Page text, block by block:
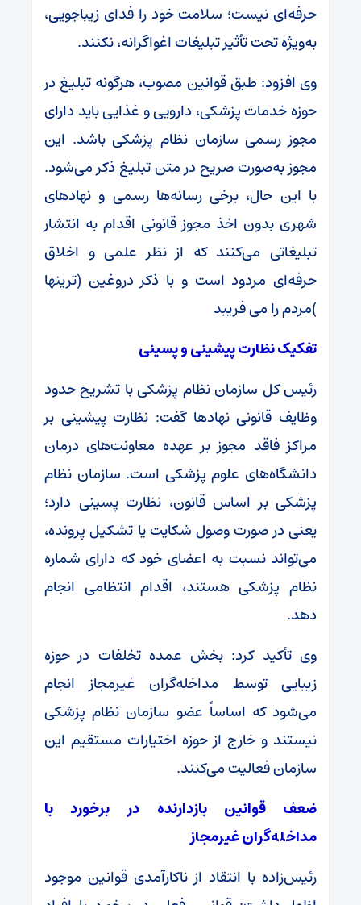
حرفه‌ای نیست؛ سلامت خود را فدای زیباجویی،
به‌ویژه تحت تأثیر تبلیغات اغواگرانه، نکنند.
وی افزود: طبق قوانین مصوب، هرگونه تبلیغ در
حوزه خدمات پزشکی، دارویی و غذایی باید دارای
مجوز رسمی سازمان نظام پزشکی باشد. این
مجوز به‌صورت صریح در متن تبلیغ ذکر می‌شود.
با این حال، برخی رسانه‌ها رسمی و نهادهای
شهری بدون اخذ مجوز قانونی اقدام به انتشار
تبلیغاتی می‌کنند که از نظر علمی و اخلاق
حرفه‌ای مردود است و با ذکر دروغین (ترینها
)مردم را می فریبد
تفکیک نظارت پیشینی و پسینی
رئیس کل سازمان نظام پزشکی با تشریح حدود
وظایف قانونی نهادها گفت: نظارت پیشینی بر
مراکز فاقد مجوز بر عهده معاونت‌های درمان
دانشگاه‌های علوم پزشکی است. سازمان نظام
پزشکی بر اساس قانون، نظارت پسینی دارد؛
یعنی در صورت وصول شکایت یا تشکیل پرونده،
می‌تواند نسبت به اعضای خود که دارای شماره
نظام پزشکی هستند، اقدام انتظامی انجام
دهد.
وی تأکید کرد: بخش عمده تخلفات در حوزه
زیبایی توسط مداخله‌گران غیرمجاز انجام
می‌شود که اساساً عضو سازمان نظام پزشکی
نیستند و خارج از حوزه اختیارات مستقیم این
سازمان فعالیت می‌کنند.
ضعف قوانین بازدارنده در برخورد با
مداخله‌گران غیرمجاز
رئیس‌زاده با انتقاد از ناکارآمدی قوانین موجود